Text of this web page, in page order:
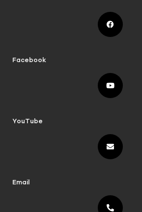
Facebook
YouTube
Email